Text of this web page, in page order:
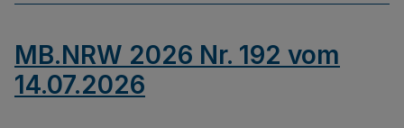
MB.NRW 2026 Nr. 192 vom
14.07.2026